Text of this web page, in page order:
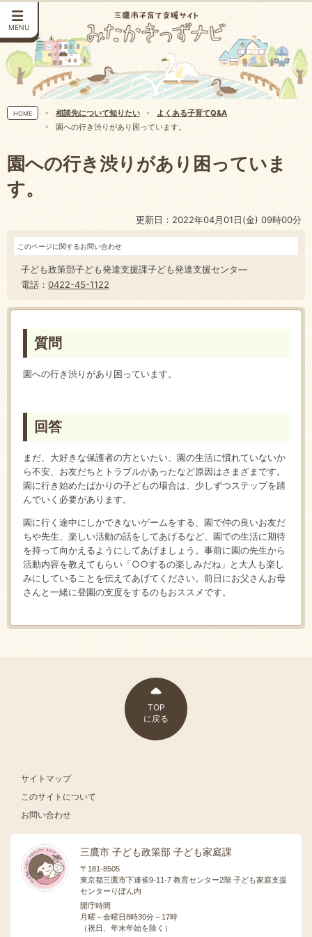
MENU
HOME 相談先について知りたい
よくある子育てQ&A
園への行き渋りがあり困っています。
園への行き渋りがあり困っていま
す。
更新日：2022年04月01日(金) 09時00分
このページに関するお問い合わせ
子ども政策部子ども発達支援課子ども発達支援センタ―
電話： 0422-45-1122
質問
園への行き渋りがあり困っています。
回答
まだ、大好きな保護者の方といたい、園の生活に慣れていないか
ら不安、お友だちとトラブルがあったなど原因はさまざまです。
園に行き始めたばかりの子どもの場合は、少しずつステップを踏
んでいく必要があります。
園に行く途中にしかできないゲームをする、園で仲の良いお友だ
ちや先生、楽しい活動の話をしてあげるなど、園での生活に期待
を持って向かえるようにしてあげましょう。事前に園の先生から
活動内容を教えてもらい「○○するの楽しみだね」と大人も楽し
みにしていることを伝えてあげてください。前日にお父さんお母
さんと一緒に登園の支度をするのもおススメです。
TOP
に戻る
サイトマップ
このサイトについて
お問い合わせ
三鷹市 子ども政策部 子ども家庭課
〒181-8505
東京都三鷹市下連雀9-11-7 教育センター2階 子ども家庭支援
センターりぼん内
開庁時間
月曜～金曜日8時30分～17時
（祝日、年末年始を除く）